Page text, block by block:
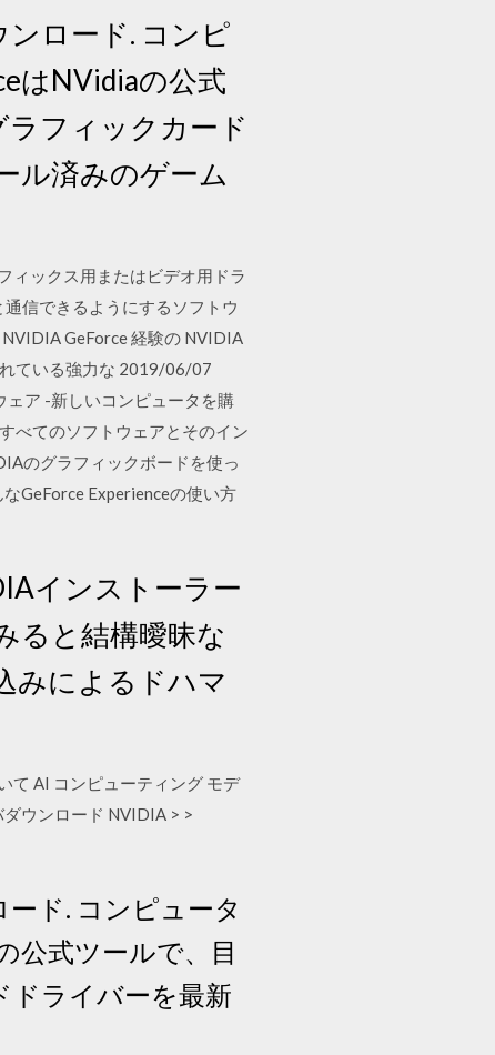
ロード. コンピ
はNVidiaの公式
フィックカード
ル済みのゲーム
ィックス用またはビデオ用ドラ
信できるようにするソフトウ
GeForce 経験の NVIDIA
ている強力な 2019/06/07
ア -新しいコンピュータを購
べてのソフトウェアとそのイン
のグラフィックボードを使っ
GeForce Experienceの使い方
インストーラー
ると結構曖昧な
みによるドハマ
AI コンピューティング モデ
ウンロード NVIDIA > >
ド. コンピュータ
公式ツールで、目
ライバーを最新